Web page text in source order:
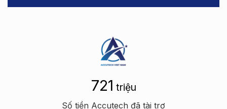
722 triệu
Số tiền Accutech đã tài trợ